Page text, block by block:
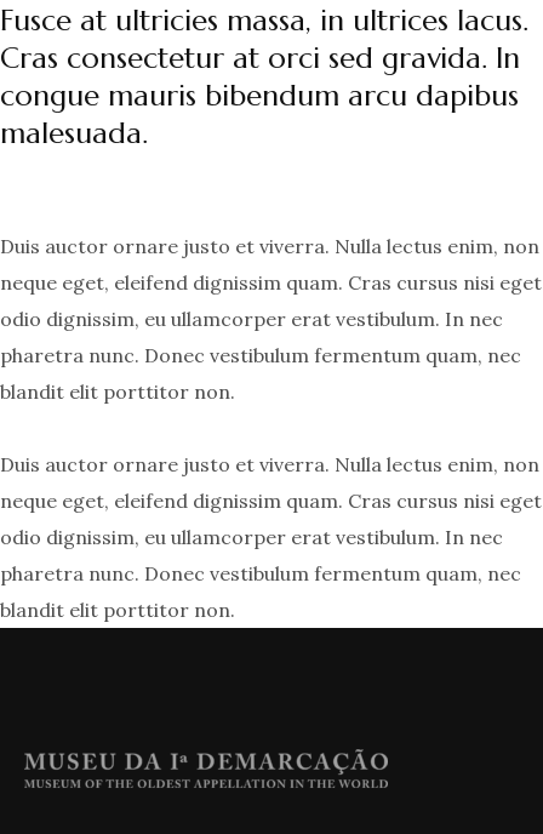
Fusce at ultricies massa, in ultrices lacus.
Cras consectetur at orci sed gravida. In
congue mauris bibendum arcu dapibus
malesuada.
Duis auctor ornare justo et viverra. Nulla lectus enim, non
neque eget, eleifend dignissim quam. Cras cursus nisi eget
odio dignissim, eu ullamcorper erat vestibulum. In nec
pharetra nunc. Donec vestibulum fermentum quam, nec
blandit elit porttitor non.
Duis auctor ornare justo et viverra. Nulla lectus enim, non
neque eget, eleifend dignissim quam. Cras cursus nisi eget
odio dignissim, eu ullamcorper erat vestibulum. In nec
pharetra nunc. Donec vestibulum fermentum quam, nec
blandit elit porttitor non.